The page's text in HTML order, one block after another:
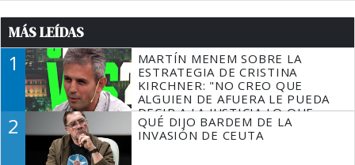
MÁS LEÍDAS
1
MARTÍN MENEM SOBRE LA
ESTRATEGIA DE CRISTINA
KIRCHNER: "NO CREO QUE
ALGUIEN DE AFUERA LE PUEDA
DECIR A LA JUSTICIA LO QUE
TIENE QUE HACER"
2
QUÉ DIJO BARDEM DE LA
INVASIÓN DE CEUTA